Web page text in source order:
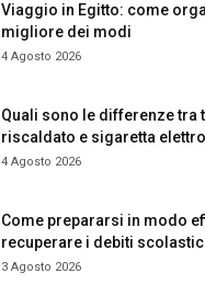
Viaggio in Egitto: come
migliore dei modi
4 Agosto 2026
Quali sono le differenze tra
riscaldato e sigaretta
4 Agosto 2026
Come prepararsi in modo
recuperare i debiti
3 Agosto 2026